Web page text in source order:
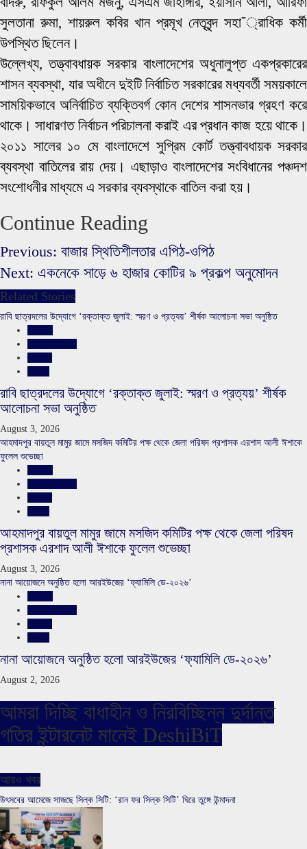
সুলতানা রুমা, শায়রুল কবির খান প্রমূখ নেতৃবৃন্দ সহা¯্রাধিক কর্মী
উপস্থিত ছিলেন।
উল্লেখ্য, তত্ত্বাবধায়ক সরকার বাংলাদেশের অধুনালুপ্ত একপ্রকারের
শাসন ব্যবস্থা, যার অধীনে দুইটি নির্বাচিত সরকারের মধ্যবর্তী সময়কালে
সাময়িকভাবে অনির্বাচিত ব্যক্তিবর্গ কোন দেশের শাসনভার গ্রহণ করে
থাকে। সাধারণত নির্বাচন পরিচালনা করাই এর প্রধান কাজ হয়ে থাকে।
২০১১ সালের ১০ মে বাংলাদেশে সুপ্রিম কোর্ট তত্ত্বাবধায়ক সরকার
ব্যবস্থা বাতিলের রায় দেয়। এছাড়াও বাংলাদেশের সংবিধানের পঞ্চদশ
সংশোধনীর মাধ্যমে এ সরকার ব্যবস্থাকে বাতিল করা হয়।
Continue Reading
Previous: বাজার স্থিতিশীলতার এপিঠ-ওপিঠ
Next: একনেকে সাড়ে ৬ হাজার কোটির ৯ প্রকল্প অনুমোদন
Related Stories
রাবি ছাত্রদলের উদ্যোগে ‘রক্তাক্ত জুলাই: স্মরণ ও প্রত্যয়’ শীর্ষক আলোচনা সভা অনুষ্ঠিত
রাবি ছাত্রদলের উদ্যোগে ‘রক্তাক্ত জুলাই: স্মরণ ও প্রত্যয়’ শীর্ষক
আলোচনা সভা অনুষ্ঠিত
August 3, 2026
আহমাদপুর বায়তুল মামুর জামে মসজিদ কমিটির পক্ষ থেকে জেলা পরিষদ প্রশাসক এরশাদ আলী ঈশাকে
ফুলেল শুভেচ্ছা
আহমাদপুর বায়তুল মামুর জামে মসজিদ কমিটির পক্ষ থেকে জেলা পরিষদ
প্রশাসক এরশাদ আলী ঈশাকে ফুলেল শুভেচ্ছা
August 3, 2026
নানা আয়োজনে অনুষ্ঠিত হলো আরইউজের ‘ফ্যামিলি ডে-২০২৬’
নানা আয়োজনে অনুষ্ঠিত হলো আরইউজের ‘ফ্যামিলি ডে-২০২৬’
August 2, 2026
আমরা দিচ্ছি বাধাহীন ও নিরবিচ্ছিন্ন দুর্দান্ত
গতির ইন্টারনেট মানেই DeshiBiT
আরও খবর
উৎসবের আমেজে সাজছে সিল্ক সিটি: ‘রান ফর সিল্ক সিটি’ ঘিরে তুঙ্গে উন্মাদনা